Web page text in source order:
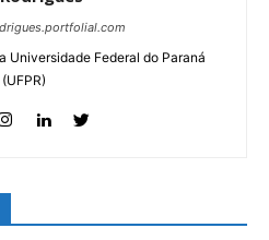
Universidade Federal do Paraná
(UFPR)